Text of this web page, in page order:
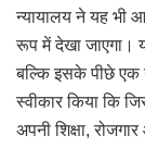
न्यायालय ने यह भी
रूप में देखा जाएगा।
बल्कि इसके पीछे एक
स्वीकार किया कि
अपनी शिक्षा,